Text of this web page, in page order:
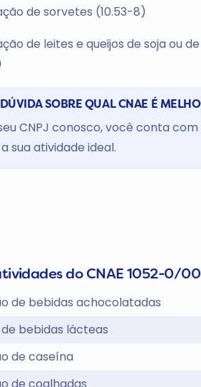
de sorvetes (10.53-8)
de leites e queijos de soja ou
SOBRE QUAL CNAE É
CNPJ conosco, você conta
sua atividade ideal.
do CNAE 1052-0/
de bebidas achocolatadas
bebidas lácteas
de caseína
de coalhadas